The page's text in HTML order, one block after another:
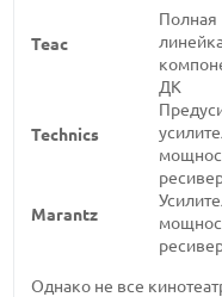
Teac
Полная
ДК
Technics
Marantz
Однако не все